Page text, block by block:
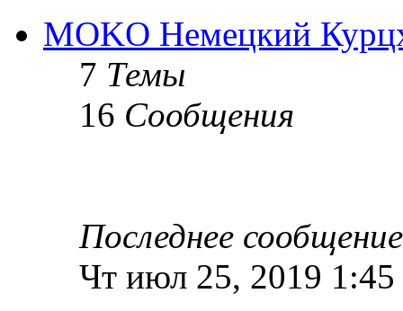
MOKO Немецкий
7 Темы
16 Сообщения
Последнее сообщение
Чт июл 25, 2019 1:45